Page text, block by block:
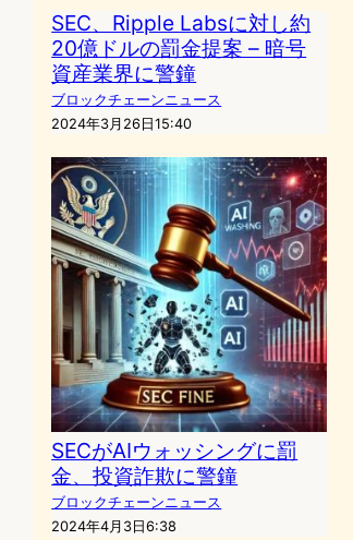
SEC、Ripple Labsに対し約
20億ドルの罰金提案 – 暗号
資産業界に警鐘
ブロックチェーンニュース
2024年3月26日15:40
SECがAIウォッシングに罰
金、投資詐欺に警鐘
ブロックチェーンニュース
2024年4月3日6:38